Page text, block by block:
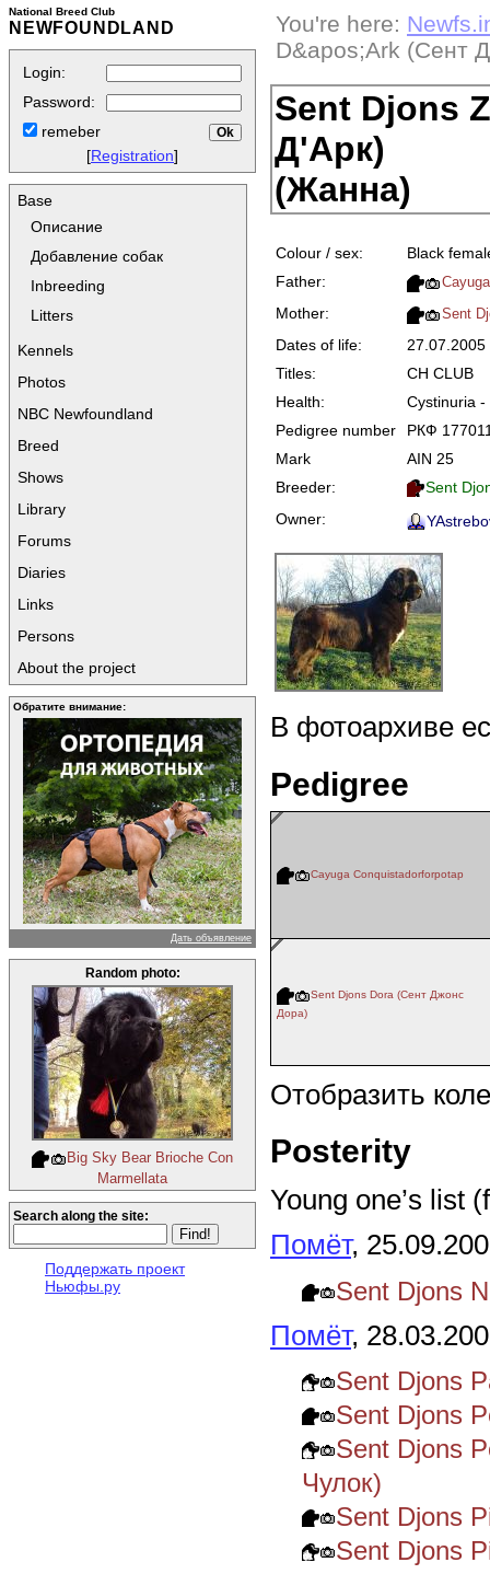
National Breed Club
NEWFOUNDLAND
Login:
Password:
remeber
[Registration]
Base
Описание
Добавление собак
Inbreeding
Litters
Kennels
Photos
NBC Newfoundland
Breed
Shows
Library
Forums
Diaries
Links
Persons
About the project
Обратите внимание:
Дать объявление
Random photo:
Big Sky Bear Brioche Con
Marmellata
Search along the site:
Поддержать проект
Ньюфы.ру
You're here:
D&apos;Ark (Сент
Sent Djons
Д'Арк)
(Жанна)
Colour / sex:
Black
Father:
Mother: Sent
Dates of life:
Titles:
CH CLUB
Health:
Cystinuria -
Pedigree number
РКФ
Mark
AIN 25
Breeder:
Sent
Owner:
В фотоархиве
Pedigree
Cayuga Conquistadorforpotap
Sent Djons Dora (Сент Джонс
Дора)
Отобразить
Posterity
Young one’s list
Помёт,
Sent Djons
Помёт,
Sent Djons
Sent Djons
Sent Djons
Чулок)
Sent Djons
Sent Djons